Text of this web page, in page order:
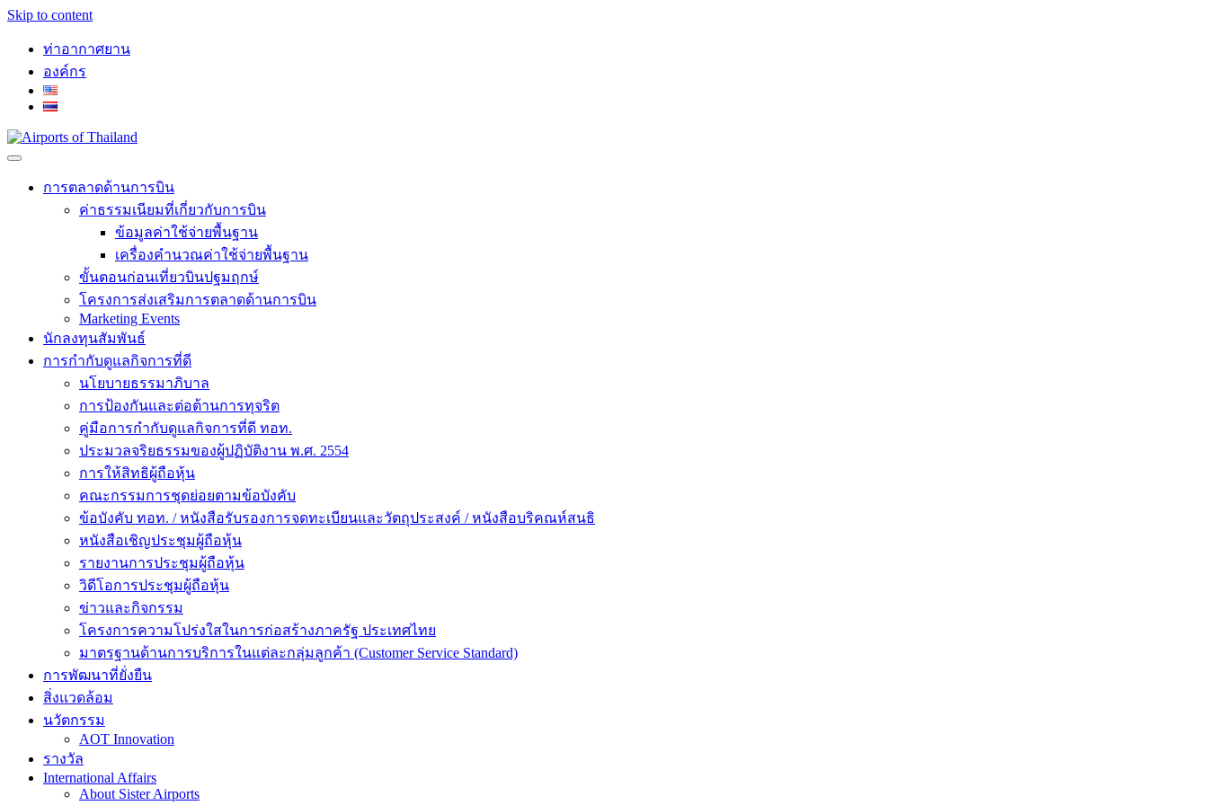
Skip to content
Facebook
Twitter
Youtube
Instagramท่าอากาศยาน
องค์กร
การตลาดด้านการบิน
ค่าธรรมเนียมที่เกี่ยวกับการบิน
ข้อมูลค่าใช้จ่ายพื้นฐาน
เครื่องคำนวณค่าใช้จ่ายพื้นฐาน
ขั้นตอนก่อนเที่ยวบินปฐมฤกษ์
โครงการส่งเสริมการตลาดด้านการบิน
Marketing Events
นักลงทุนสัมพันธ์
การกำกับดูแลกิจการที่ดี
นโยบายธรรมาภิบาล
การป้องกันและต่อต้านการทุจริต
คู่มือการกำกับดูแลกิจการที่ดี ทอท.
ประมวลจริยธรรมของผู้ปฏิบัติงาน พ.ศ. 2554
การให้สิทธิผู้ถือหุ้น
คณะกรรมการชุดย่อยตามข้อบังคับ
ข้อบังคับ ทอท. / หนังสือรับรองการจดทะเบียนและวัตถุประสงค์ / หนังสือบริคณห์สนธิ
หนังสือเชิญประชุมผู้ถือหุ้น
รายงานการประชุมผู้ถือหุ้น
วิดีโอการประชุมผู้ถือหุ้น
ข่าวและกิจกรรม
โครงการความโปร่งใสในการก่อสร้างภาครัฐ ประเทศไทย
มาตรฐานด้านการบริการในแต่ละกลุ่มลูกค้า (Customer Service Standard)
การพัฒนาที่ยั่งยืน
สิ่งแวดล้อม
นวัตกรรม
AOT Innovation
รางวัล
International Affairs
About Sister Airports